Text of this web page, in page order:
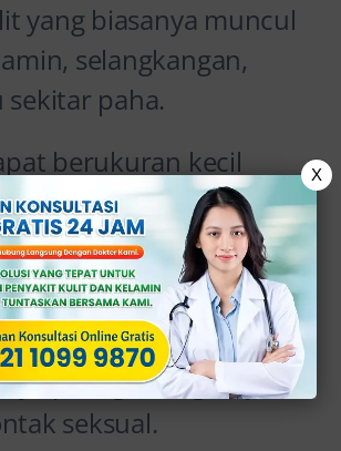
yang biasanya muncul
selangkangan,
sekitar paha.
berukuran kecil
berjumlah 1 atau
memiliki permukaan
menyerupai kembang
paling sering terjadi
seksual.
X